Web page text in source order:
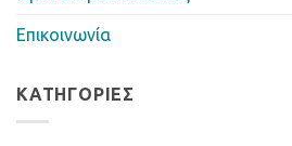
Επικοινωνία
ΚΑΤΗΓΟΡΊΕΣ